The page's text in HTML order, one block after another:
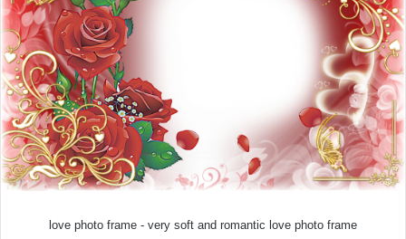
love photo frame - very soft and romantic love photo frame